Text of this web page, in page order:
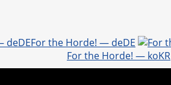
l R
u
l
For the Horde! — deDE
For the Horde! — koKR